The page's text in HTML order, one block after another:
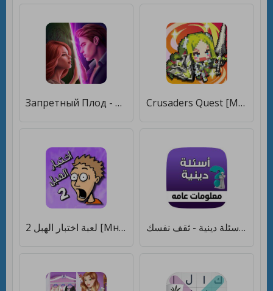
Запретный Плод - Твои Истории [Много денег] Crusaders Quest [Много денег]
لعبة اختبار الهبل 2‎ [Много монет] لعبة اسئلة دينية - ثقف نفسك [Много денег]